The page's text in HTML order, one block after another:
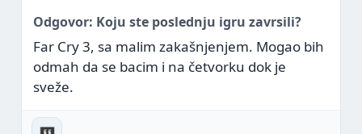
Odgovor: Koju ste poslednju igru zavrsili?
Far Cry 3, sa malim zakašnjenjem. Mogao bih
odmah da se bacim i na četvorku dok je
sveže.